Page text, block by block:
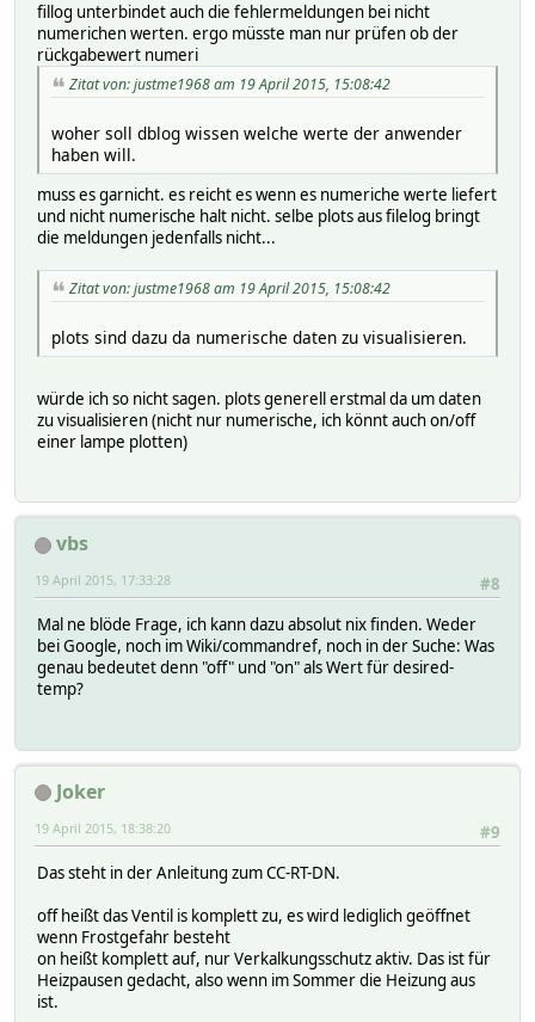
fillog unterbindet auch die fehlermeldungen bei nicht
numerichen werten. ergo müsste man nur prüfen ob der
rückgabewert numeri
Zitat von: justme1968 am 19 April 2015, 15:08:42
woher soll dblog wissen welche werte der anwender
haben will.
muss es garnicht. es reicht es wenn es numeriche werte liefert
und nicht numerische halt nicht. selbe plots aus filelog bringt
die meldungen jedenfalls nicht...
Zitat von: justme1968 am 19 April 2015, 15:08:42
plots sind dazu da numerische daten zu visualisieren.
würde ich so nicht sagen. plots generell erstmal da um daten
zu visualisieren (nicht nur numerische, ich könnt auch on/off
einer lampe plotten)
vbs
#8
19 April 2015, 17:33:28
Mal ne blöde Frage, ich kann dazu absolut nix finden. Weder
bei Google, noch im Wiki/commandref, noch in der Suche: Was
genau bedeutet denn "off" und "on" als Wert für desired-
temp?
Joker
#9
19 April 2015, 18:38:20
Das steht in der Anleitung zum CC-RT-DN.
off heißt das Ventil is komplett zu, es wird lediglich geöffnet
wenn Frostgefahr besteht
on heißt komplett auf, nur Verkalkungsschutz aktiv. Das ist für
Heizpausen gedacht, also wenn im Sommer die Heizung aus
ist.